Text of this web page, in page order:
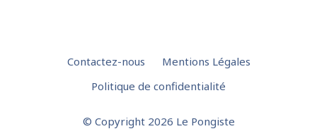
Contactez-nous
Mentions Légales
Politique de confidentialité
© Copyright 2026 Le Pongiste